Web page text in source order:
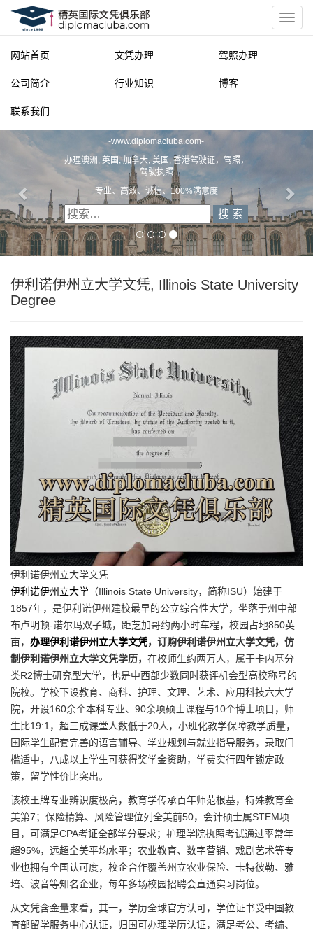
网站首页 文凭办理 驾照办理
公司简介 行业知识 博客
联系我们
-www.diplomacluba.com-
办理澳洲, 英国, 加拿大, 美国, 香港驾驶证，驾照，
驾驶执照
专业、高效、诚信、100%满意度
伊利诺伊州立大学文凭, Illinois State University
Degree
伊利诺伊州立大学文凭
伊利诺伊州立大学 （Illinois State University，简称ISU）始建于
1857年，是伊利诺伊州建校最早的公立综合性大学，坐落于州中部
布卢明顿-诺尔玛双子城，距芝加哥约两小时车程，校园占地850英
亩， 办理伊利诺伊州立大学文凭，订购伊利诺伊州立大学文凭，仿
制伊利诺伊州立大学文凭学历， 在校师生约两万人，属于卡内基分
类R2博士研究型大学，也是中西部少数同时获评机会型高校称号的
院校。学校下设教育、商科、护理、文理、艺术、应用科技六大学
院，开设160余个本科专业、90余项硕士课程与10个博士项目，师
生比19:1，超三成课堂人数低于20人，小班化教学保障教学质量，
国际学生配套完善的语言辅导、学业规划与就业指导服务，录取门
槛适中，八成以上学生可获得奖学金资助，学费实行四年锁定政
策，留学性价比突出。
该校王牌专业辨识度极高，教育学传承百年师范根基，特殊教育全
美第7；保险精算、风险管理位列全美前50，会计硕士属STEM项
目，可满足CPA考证全部学分要求；护理学院执照考试通过率常年
超95%，远超全美平均水平；农业教育、数字营销、戏剧艺术等专
业也拥有全国认可度，校企合作覆盖州立农业保险、卡特彼勒、雅
培、波音等知名企业，每年多场校园招聘会直通实习岗位。
从文凭含金量来看，其一，学历全球官方认可，学位证书受中国教
育部留学服务中心认证，归国可办理学历认证，满足考公、考编、